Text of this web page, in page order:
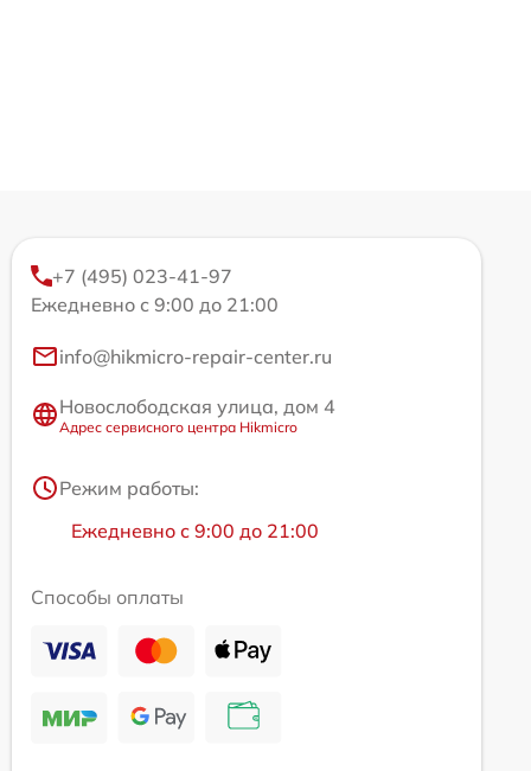
+7 (495) 023-41-97
Ежедневно с 9:00 до 21:00
info@hikmicro-repair-center.ru
Новослободская улица, дом 4
Адрес сервисного центра Hikmicro
Режим работы:
Ежедневно с 9:00 до 21:00
Способы оплаты